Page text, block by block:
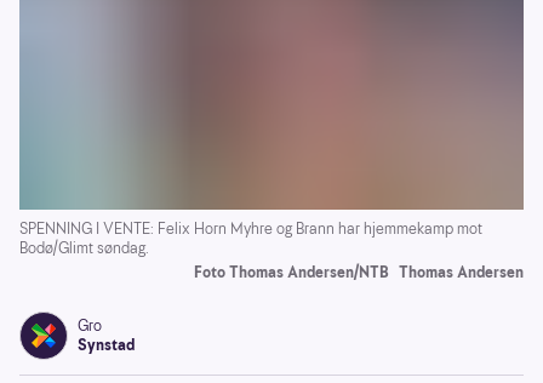
SPENNING I VENTE: Felix Horn Myhre og Brann har hjemmekamp mot
Bodø/Glimt søndag.
Foto Thomas Andersen/NTB Thomas Andersen
Gro
Synstad